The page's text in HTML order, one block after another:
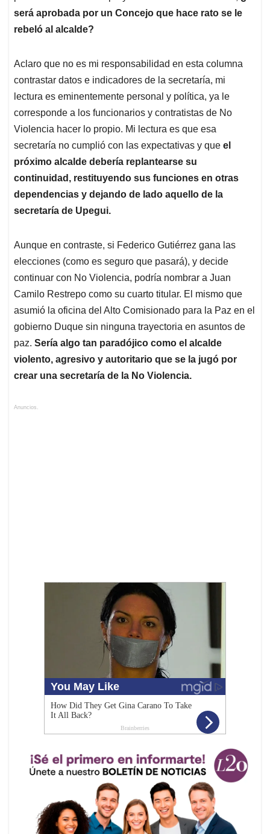
será aprobada por un Concejo que hace rato se le
rebeló al alcalde?
Aclaro que no es mi responsabilidad en esta columna
contrastar datos e indicadores de la secretaría, mi
lectura es eminentemente personal y política, ya le
corresponde a los funcionarios y contratistas de No
Violencia hacer lo propio. Mi lectura es que esa
secretaría no cumplió con las expectativas y que el
próximo alcalde debería replantearse su
continuidad, restituyendo sus funciones en otras
dependencias y dejando de lado aquello de la
secretaría de Upegui.
Aunque en contraste, si Federico Gutiérrez gana las
elecciones (como es seguro que pasará), y decide
continuar con No Violencia, podría nombrar a Juan
Camilo Restrepo como su cuarto titular. El mismo que
asumió la oficina del Alto Comisionado para la Paz en el
gobierno Duque sin ninguna trayectoria en asuntos de
paz. Sería algo tan paradójico como el alcalde
violento, agresivo y autoritario que se la jugó por
crear una secretaría de la No Violencia.
Anuncios.